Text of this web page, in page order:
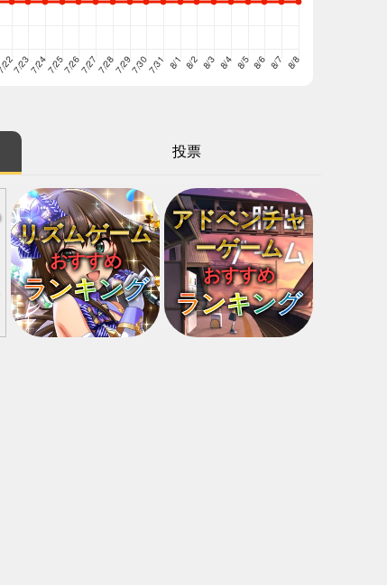
投票
リズムゲーム
おすすめ
ランキング
アドベンチャ
ーゲーム
おすすめ
ランキング